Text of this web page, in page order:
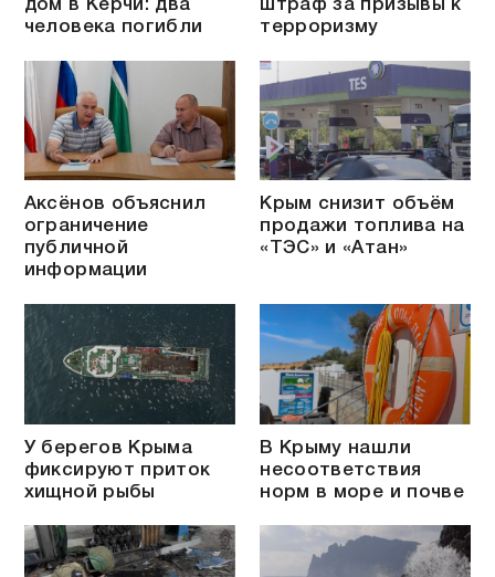
дом в Керчи: два
человека погибли
штраф за призывы к
терроризму
Аксёнов объяснил
ограничение
публичной
информации
Крым снизит объём
продажи топлива на
«ТЭС» и «Атан»
У берегов Крыма
фиксируют приток
хищной рыбы
В Крыму нашли
несоответствия
норм в море и почве